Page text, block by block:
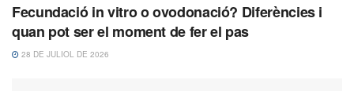
Fecundació in vitro o ovodonació? Diferències i
quan pot ser el moment de fer el pas
28 DE JULIOL DE 2026